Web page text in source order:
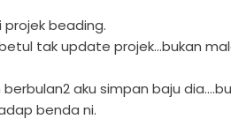
projek beading.
tak update projek...bukan
berbulan2 aku simpan baju
benda ni.